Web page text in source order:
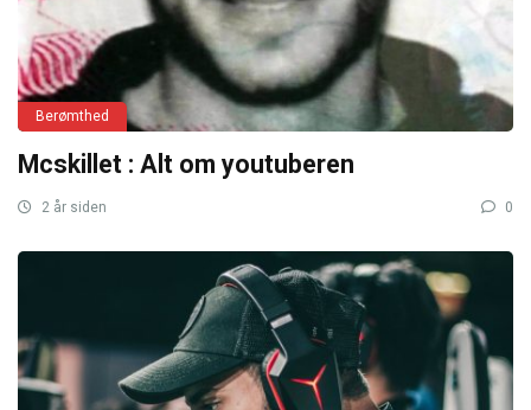
Berømthed
Mcskillet : Alt om youtuberen
2 år siden 0